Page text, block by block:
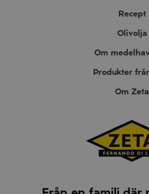
Recept
Olivolja
Om
Produkter
Om Zeta